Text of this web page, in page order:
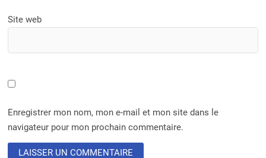
Site web
Enregistrer mon nom, mon e-mail et mon site dans le
navigateur pour mon prochain commentaire.